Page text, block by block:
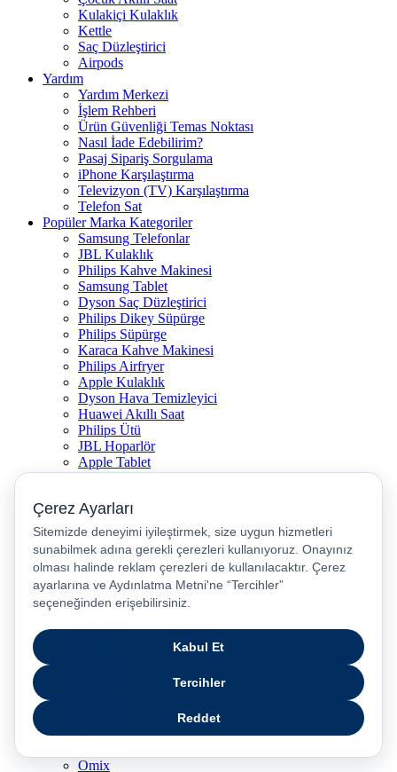
Kulakiçi Kulaklık
Kettle
Saç Düzleştirici
Airpods
Yardım
Yardım Merkezi
İşlem Rehberi
Ürün Güvenliği Temas Noktası
Nasıl İade Edebilirim?
Pasaj Sipariş Sorgulama
iPhone Karşılaştırma
Televizyon (TV) Karşılaştırma
Telefon Sat
Popüler Marka Kategoriler
Samsung Telefonlar
JBL Kulaklık
Philips Kahve Makinesi
Samsung Tablet
Dyson Saç Düzleştirici
Philips Dikey Süpürge
Philips Süpürge
Karaca Kahve Makinesi
Philips Airfryer
Apple Kulaklık
Dyson Hava Temizleyici
Huawei Akıllı Saat
Philips Ütü
JBL Hoparlör
Apple Tablet
Xiaomi Telefon
Samsung Akıllı Saat
Asus Laptop
Huawei Tablet
Huawei Telefon
Stanley Termos
Markalar
Apple
JBL
Omix